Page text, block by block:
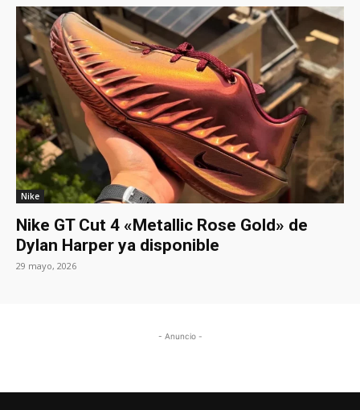
Nike
Nike GT Cut 4 «Metallic Rose Gold» de
Dylan Harper ya disponible
29 mayo, 2026
- Anuncio -